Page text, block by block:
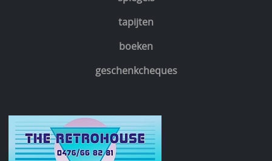
tapijten
boeken
geschenkcheques